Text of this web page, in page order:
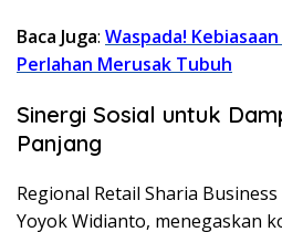
Baca Juga: Waspada!
Perlahan Merusak Tubuh
Sinergi Sosial untuk
Panjang
Regional Retail Sharia
Yoyok Widianto, menegaskan